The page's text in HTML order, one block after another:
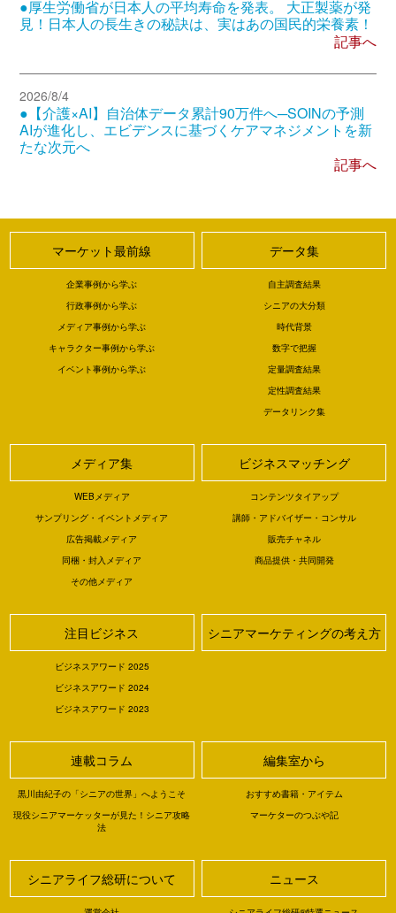
●厚生労働省が日本人の平均寿命を発表。 大正製薬が発
見！日本人の長生きの秘訣は、実はあの国民的栄養素！
記事へ
2026/8/4
●【介護×AI】自治体データ累計90万件へ─SOINの予測
AIが進化し、エビデンスに基づくケアマネジメントを新
たな次元へ
記事へ
マーケット最前線
企業事例から学ぶ
行政事例から学ぶ
メディア事例から学ぶ
キャラクター事例から学ぶ
イベント事例から学ぶ
データ集
自主調査結果
シニアの大分類
時代背景
数字で把握
定量調査結果
定性調査結果
データリンク集
メディア集
WEBメディア
サンプリング・イベントメディア
広告掲載メディア
同梱・封入メディア
その他メディア
ビジネスマッチング
コンテンツタイアップ
講師・アドバイザー・コンサル
販売チャネル
商品提供・共同開発
注目ビジネス
ビジネスアワード 2025
ビジネスアワード 2024
ビジネスアワード 2023
シニアマーケティングの考え方
連載コラム
黒川由紀子の「シニアの世界」へようこそ
現役シニアマーケッターが見た！シニア攻略
法
編集室から
おすすめ書籍・アイテム
マーケターのつぶや記
シニアライフ総研について ニュース